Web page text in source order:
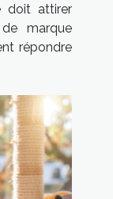
doit attirer
marque
répondre